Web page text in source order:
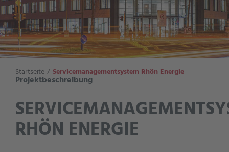
Startseite Servicemanagementsystem Rhön Energie
Projektbeschreibung
RHÖN ENERGIE